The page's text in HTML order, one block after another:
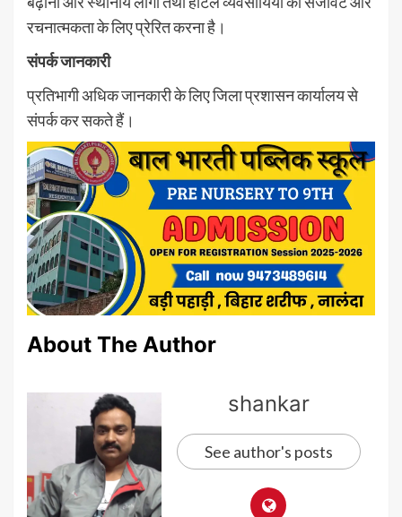
रचनात्मकता के लिए प्रेरित करना है।
संपर्क जानकारी
प्रतिभागी अधिक जानकारी के लिए जिला प्रशासन कार्यालय से
संपर्क कर सकते हैं।
About The Author
shankar
See author's posts